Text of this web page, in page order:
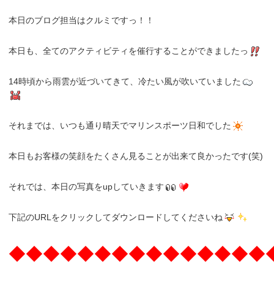
本日のブログ担当はクルミですっ！！
本日も、全てのアクティビティを催行することができましたっ
14時頃から雨雲が近づいてきて、冷たい風が吹いていました
それまでは、いつも通り晴天でマリンスポーツ日和でした
本日もお客様の笑顔をたくさん見ることが出来て良かったです(笑)
それでは、本日の写真をupしていきます
下記のURLをクリックしてダウンロードしてくださいね